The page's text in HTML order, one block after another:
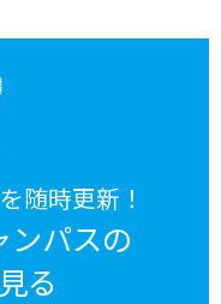
随時更新！
ンパスの
る